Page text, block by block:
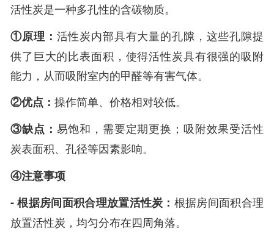
活性炭是一种多孔性的含碳物质。
①原理： 活性炭内部具有大量的孔隙，这些孔隙提
供了巨大的比表面积，使得活性炭具有很强的吸附
能力，从而吸附室内的甲醛等有害气体。
②优点：操作简单、价格相对较低。
③缺点： 易饱和，需要定期更换；吸附效果受活性
炭表面积、孔径等因素影响。
④注意事项
- 根据房间面积合理放置活性炭： 根据房间面积合理
放置活性炭，均匀分布在四周角落。